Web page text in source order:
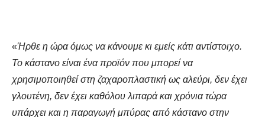
«Ήρθε η ώρα όμως να κάνουμε κι εμείς κάτι αντίστοιχο.
Το κάστανο είναι ένα προϊόν που μπορεί να
χρησιμοποιηθεί στη ζαχαροπλαστική ως αλεύρι, δεν έχει
γλουτένη, δεν έχει καθόλου λιπαρά και χρόνια τώρα
υπάρχει και η παραγωγή μπύρας από κάστανο στην